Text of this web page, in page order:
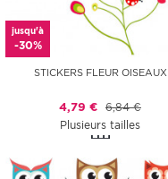
jusqu'à
-30%
STICKERS FLEUR OISEAUX
4,79 € 6,84 €
Plusieurs tailles